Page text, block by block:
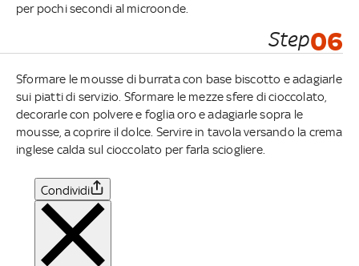
per pochi secondi al microonde.
Step06
Sformare le mousse di burrata con base biscotto e adagiarle
sui piatti di servizio. Sformare le mezze sfere di cioccolato,
decorarle con polvere e foglia oro e adagiarle sopra le
mousse, a coprire il dolce. Servire in tavola versando la crema
inglese calda sul cioccolato per farla sciogliere.
Condividi